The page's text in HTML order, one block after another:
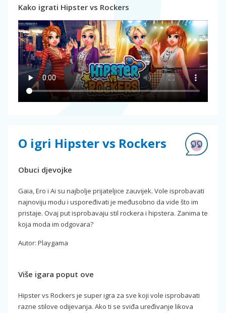
Kako igrati Hipster vs Rockers
O igri Hipster vs Rockers
Obuci djevojke
Gaia, Ero i Ai su najbolje prijateljice zauvijek. Vole isprobavati
najnoviju modu i uspoređivati je međusobno da vide što im
pristaje. Ovaj put isprobavaju stil rockera i hipstera. Zanima te
koja moda im odgovara?
Autor: Playgama
Više igara poput ove
Hipster vs Rockers je super igra za sve koji vole isprobavati
razne stilove odijevanja. Ako ti se sviđa uređivanje likova